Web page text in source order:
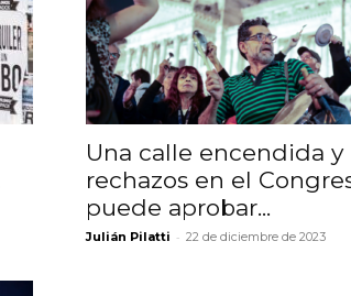
Una calle encendida y
rechazos en el
puede aprobar...
Julián Pilatti - 22 de diciembre de 2023